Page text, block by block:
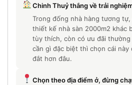
Chinh Thuỷ thắng về trải
Trong đống nhà hàng tương
thiết kế nhà sàn 2000m2 khác
tùy thích, còn có ưu đãi
cần gì đặc biệt thì chọn cái này
đắt hơn đâu.
Chọn theo địa điểm ở, đừng